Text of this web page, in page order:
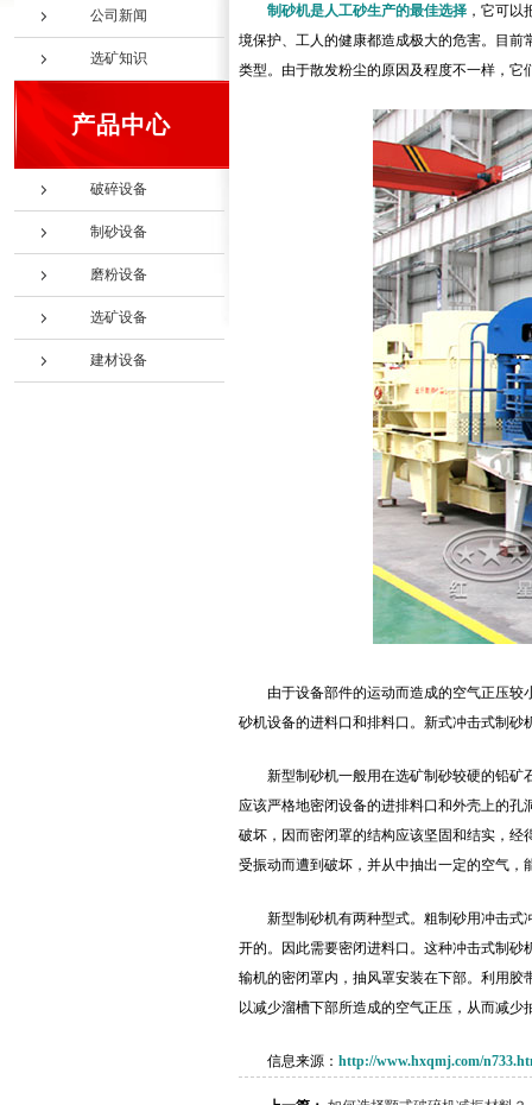
公司新闻
选矿知识
产品中心
破碎设备
制砂设备
磨粉设备
选矿设备
建材设备
制砂机是人工砂生产的最佳选择，它可以
境保护、工人的健康都造成极大的危害。目
类型。由于散发粉尘的原因及程度不一样，它
由于设备部件的运动而造成的空气正压
砂机设备的进料口和排料口。新式冲击式制砂
新型制砂机一般用在选矿制砂较硬的铅
应该严格地密闭设备的进排料口和外壳上的
破坏，因而密闭罩的结构应该坚固和结实，
受振动而遭到破坏，并从中抽出一定的空气，
新型制砂机有两种型式。粗制砂用冲击
开的。因此需要密闭进料口。这种冲击式制
输机的密闭罩内，抽风罩安装在下部。利用
以减少溜槽下部所造成的空气正压，从而减少
信息来源： http://www.hxqmj.com/